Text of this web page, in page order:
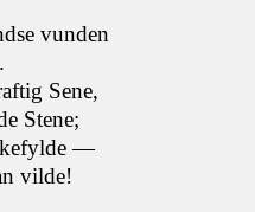
vunden
Sene,
Stene;
—
vilde!